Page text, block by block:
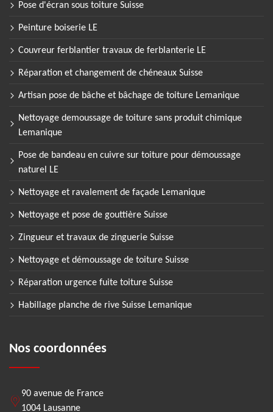
Pose d'écran sous toiture Suisse
Peinture boiserie LE
Couvreur ferblantier travaux de ferblanterie LE
Réparation et changement de chéneaux Suisse
Artisan pose de bâche et bâchage de toiture Lemanique
Nettoyage demoussage de toiture sans produit chimique
Lemanique
Pose de bandeau en cuivre sur toiture pour démoussage
naturel LE
Nettoyage et ravalement de façade Lemanique
Nettoyage et pose de gouttière Suisse
Zingueur et travaux de zinguerie Suisse
Nettoyage et démoussage de toiture Suisse
Réparation urgence fuite toiture Suisse
Habillage planche de rive Suisse Lemanique
Nos coordonnées
90 avenue de France
1004 Lausanne